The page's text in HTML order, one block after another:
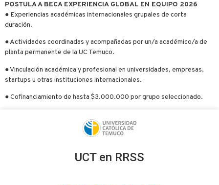
POSTULA A BECA EXPERIENCIA GLOBAL EN EQUIPO 2026
● Experiencias académicas internacionales grupales de corta
duración.
● Actividades coordinadas y acompañadas por un/a académico/a de
planta permanente de la UC Temuco.
● Vinculación académica y profesional en universidades, empresas,
startups u otras instituciones internacionales.
● Cofinanciamiento de hasta $3.000.000 por grupo seleccionado.
UCT en RRSS